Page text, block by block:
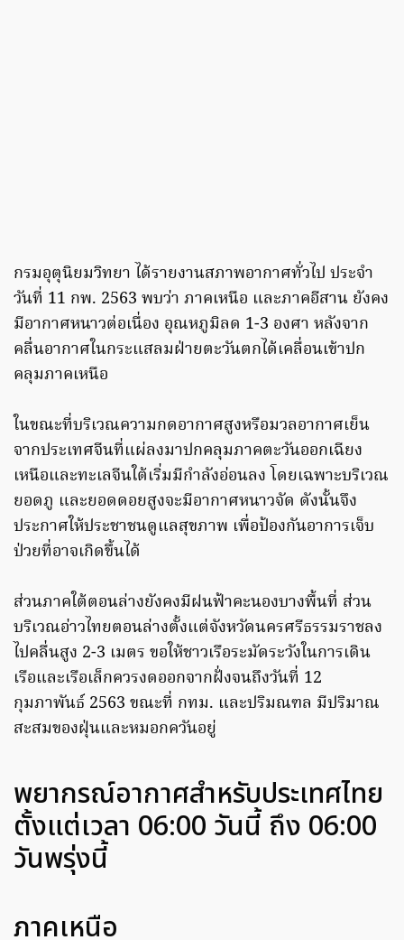
กรมอุตุนิยมวิทยา ได้รายงานสภาพอากาศทั่วไป ประจำ
วันที่ 11 กพ. 2563 พบว่า ภาคเหนือ และภาคอีสาน ยังคง
มีอากาศหนาวต่อเนื่อง อุณหภูมิลด 1-3 องศา หลังจาก
คลื่นอากาศในกระแสลมฝ่ายตะวันตกได้เคลื่อนเข้าปก
คลุมภาคเหนือ
ในขณะที่บริเวณความกดอากาศสูงหรือมวลอากาศเย็น
จากประเทศจีนที่แผ่ลงมาปกคลุมภาคตะวันออกเฉียง
เหนือและทะเลจีนใต้เริ่มมีกำลังอ่อนลง โดยเฉพาะบริเวณ
ยอดภู และยอดดอยสูงจะมีอากาศหนาวจัด ดังนั้นจึง
ประกาศให้ประชาชนดูแลสุขภาพ เพื่อป้องกันอาการเจ็บ
ป่วยที่อาจเกิดขึ้นได้
ส่วนภาคใต้ตอนล่างยังคงมีฝนฟ้าคะนองบางพื้นที่ ส่วน
บริเวณอ่าวไทยตอนล่างตั้งแต่จังหวัดนครศรีธรรมราชลง
ไปคลื่นสูง 2-3 เมตร ขอให้ชาวเรือระมัดระวังในการเดิน
เรือและเรือเล็กควรงดออกจากฝั่งจนถึงวันที่ 12
กุมภาพันธ์ 2563 ขณะที่ กทม. และปริมณฑล มีปริมาณ
สะสมของฝุ่นและหมอกควันอยู่
พยากรณ์อากาศสำหรับประเทศไทย
ตั้งแต่เวลา 06:00 วันนี้ ถึง 06:00
วันพรุ่งนี้
ภาคเหนือ